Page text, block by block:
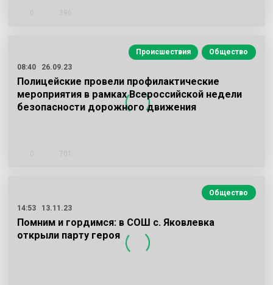
Происшествия
Общество
08:40
26.09.23
Полицейские провели профилактические
мероприятия в рамках Всероссийской недели
безопасности дорожного движения
Общество
14:53
13.11.23
Помним и гордимся: в СОШ с. Яковлевка
открыли парту героя